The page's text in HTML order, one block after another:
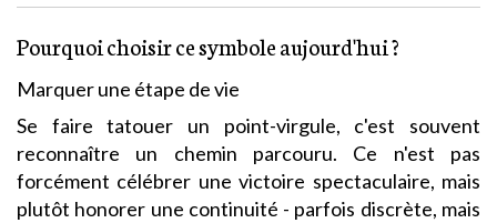
Pourquoi choisir ce symbole aujourd'hui ?
Marquer une étape de vie
Se faire tatouer un point-virgule, c'est souvent
reconnaître un chemin parcouru. Ce n'est pas
forcément célébrer une victoire spectaculaire, mais
plutôt honorer une continuité - parfois discrète, mais